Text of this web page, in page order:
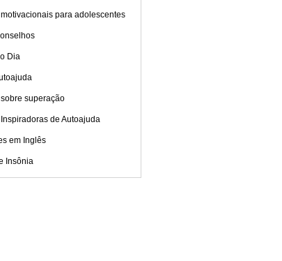
para adolescentes
Dia
superação
de Autoajuda
em Inglês
Insônia